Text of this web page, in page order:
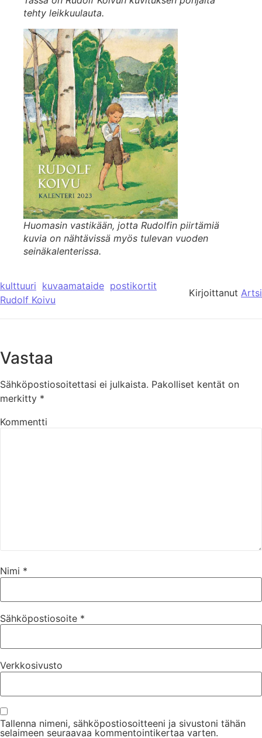
tehty leikkuulauta.
Huomasin vastikään, jotta Rudolfin piirtämiä
kuvia on nähtävissä myös tulevan vuoden
seinäkalenterissa.
kulttuuri kuvaamataide postikortit
Rudolf Koivu
Kirjoittanut Artsi
Vastaa
Sähköpostiosoitettasi ei julkaista. Pakolliset kentät on
merkitty *
Kommentti
Nimi *
Sähköpostiosoite *
Verkkosivusto
Tallenna nimeni, sähköpostiosoitteeni ja sivustoni tähän
selaimeen seuraavaa kommentointikertaa varten.